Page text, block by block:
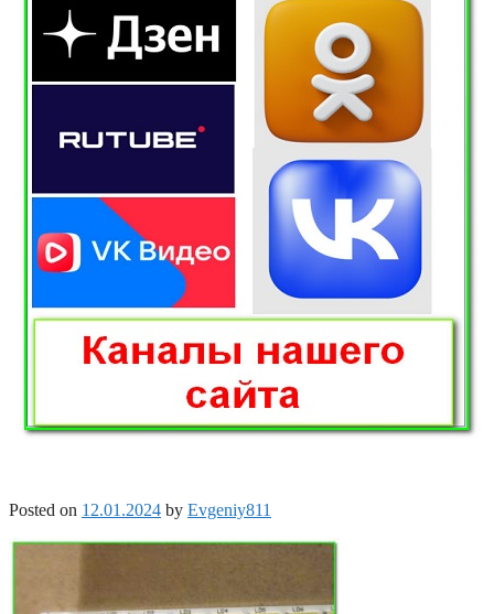
Posted on 12.01.2024 by Evgeniy811